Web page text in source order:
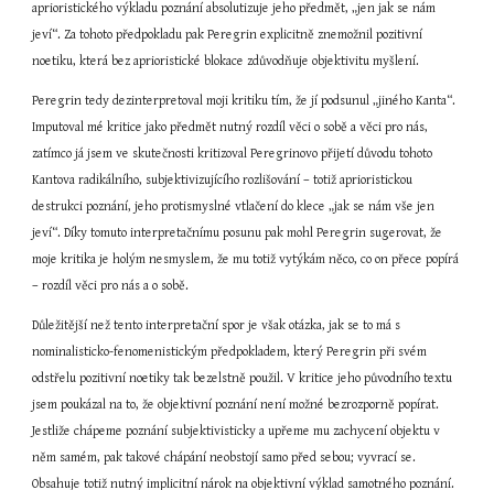
aprioristického výkladu poznání absolutizuje jeho předmět, „jen jak se nám
jeví“. Za tohoto předpokladu pak Peregrin explicitně znemožnil pozitivní
noetiku, která bez aprioristické blokace zdůvodňuje objektivitu myšlení.
Peregrin tedy dezinterpretoval moji kritiku tím, že jí podsunul „jiného Kanta“.
Imputoval mé kritice jako předmět nutný rozdíl věci o sobě a věci pro nás,
zatímco já jsem ve skutečnosti kritizoval Peregrinovo přijetí důvodu tohoto
Kantova radikálního, subjektivizujícího rozlišování – totiž aprioristickou
destrukci poznání, jeho protismyslné vtlačení do klece „jak se nám vše jen
jeví“. Díky tomuto interpretačnímu posunu pak mohl Peregrin sugerovat, že
moje kritika je holým nesmyslem, že mu totiž vytýkám něco, co on přece popírá
– rozdíl věci pro nás a o sobě.
Důležitější než tento interpretační spor je však otázka, jak se to má s
nominalisticko-fenomenistickým předpokladem, který Peregrin při svém
odstřelu pozitivní noetiky tak bezelstně použil. V kritice jeho původního textu
jsem poukázal na to, že objektivní poznání není možné bezrozporně popírat.
Jestliže chápeme poznání subjektivisticky a upřeme mu zachycení objektu v
něm samém, pak takové chápání neobstojí samo před sebou; vyvrací se.
Obsahuje totiž nutný implicitní nárok na objektivní výklad samotného poznání.